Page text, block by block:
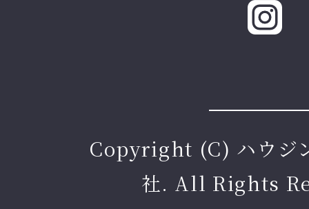
Copyright (C) ハウジ
社. All Rights